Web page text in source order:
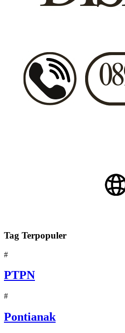
Tag Terpopuler
#
PTPN
#
Pontianak